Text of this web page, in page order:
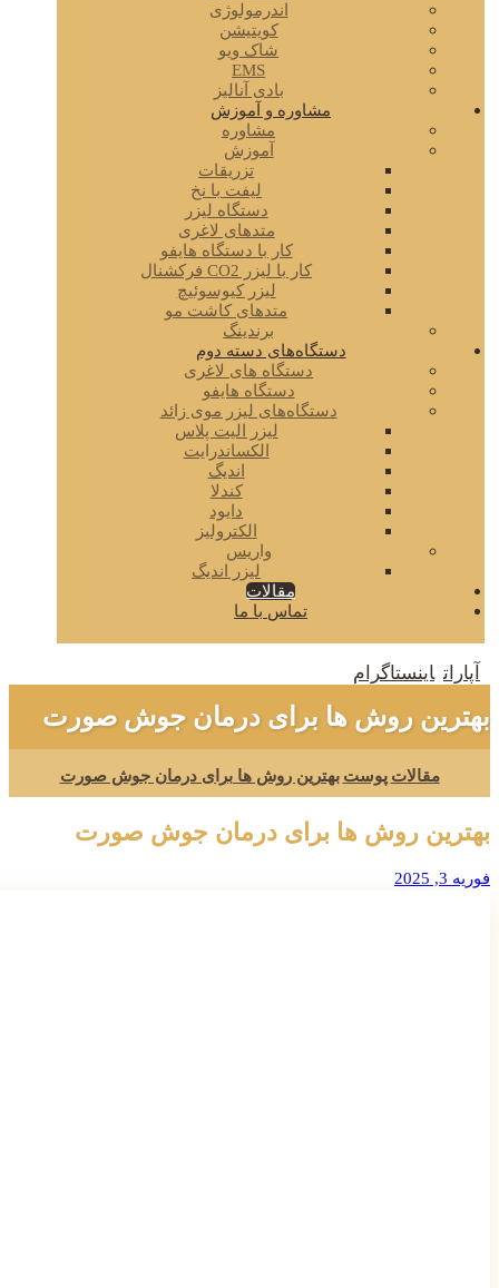
اندرمولوژی
کویتیشن
شاک ویو
EMS
بادی آنالیز
مشاوره و آموزش
مشاوره
آموزش
تزریقات
لیفت با نخ
دستگاه لیزر
متدهای لاغری
کار با دستگاه هایفو
کار با لیزر CO2 فرکشنال
لیزر کیوسوئیچ
متدهای کاشت مو
برندینگ
دستگاه‌های دسته دوم
دستگاه های لاغری
دستگاه هایفو
دستگاه‌های لیزر موی زائد
لیزر الیت پلاس
الکساندرایت
اندیگ
کندلا
دایود
الکترولیز
واریس
لیزر اندیگ
مقالات
تماس با ما
آپارات اینستاگرام
بهترین روش ها برای درمان جوش صورت
مقالات پوست بهترین روش ها برای درمان جوش صورت
بهترین روش ها برای درمان جوش صورت
فوریه 3, 2025